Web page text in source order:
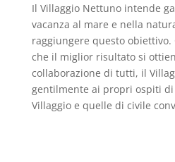
Il Villaggio Nettuno intende
vacanza al mare e nella
raggiungere questo obiettivo.
che il miglior risultato si
collaborazione di tutti, il
gentilmente ai propri ospiti
Villaggio e quelle di civile